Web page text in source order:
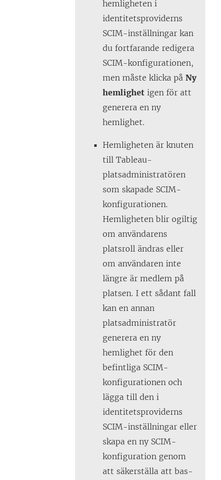
hemligheten i
identitetsproviderns
SCIM-inställningar kan
du fortfarande redigera
SCIM-konfigurationen,
men måste klicka på Ny
hemlighet igen för att
generera en ny
hemlighet.
Hemligheten är knuten
till Tableau-
platsadministratören
som skapade SCIM-
konfigurationen.
Hemligheten blir ogiltig
om användarens
platsroll ändras eller
om användaren inte
längre är medlem på
platsen. I ett sådant fall
kan en annan
platsadministratör
generera en ny
hemlighet för den
befintliga SCIM-
konfigurationen och
lägga till den i
identitetsproviderns
SCIM-inställningar eller
skapa en ny SCIM-
konfiguration genom
att säkerställa att bas-